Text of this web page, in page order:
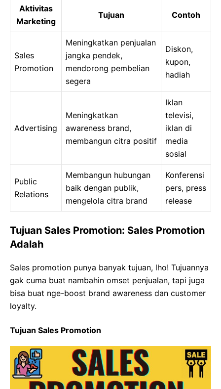
Aktivitas
Marketing
Tujuan Contoh
Sales
Promotion
Meningkatkan penjualan
jangka pendek,
mendorong pembelian
segera
Diskon,
kupon,
hadiah
Advertising
Meningkatkan
awareness brand,
membangun citra positif
Iklan
televisi,
iklan di
media
sosial
Public
Relations
Membangun hubungan
baik dengan publik,
mengelola citra brand
Konferensi
pers, press
release
Tujuan Sales Promotion: Sales Promotion
Adalah
Sales promotion punya banyak tujuan, lho! Tujuannya
gak cuma buat nambahin omset penjualan, tapi juga
bisa buat nge-boost brand awareness dan customer
loyalty.
Tujuan Sales Promotion